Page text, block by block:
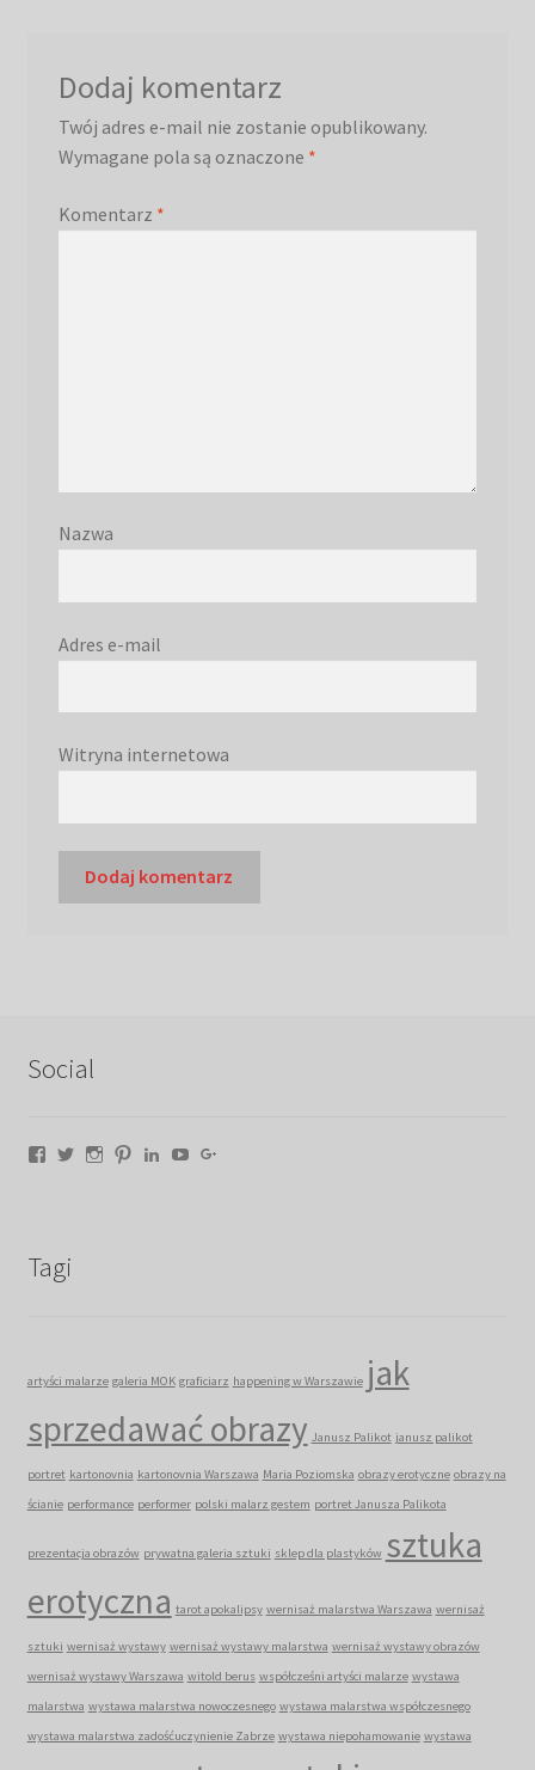
Dodaj komentarz
Twój adres e-mail nie zostanie opublikowany.
Wymagane pola są oznaczone *
Komentarz *
Nazwa
Adres e-mail
Witryna internetowa
Social
Facebook
TwitterInstagram
PinterestLinkedIn
YouTube
Tagi
artyści malarze galeria MOK graficiarz happening w Warszawie jak
sprzedawać obrazy Janusz Palikot janusz palikot
portret kartonovnia kartonovnia Warszawa Maria Poziomska obrazy erotyczne obrazy na
ścianie performance performer polski malarz gestem portret Janusza Palikota
prezentacja obrazów prywatna galeria sztuki sklep dla plastyków sztuka
erotyczna tarot apokalipsy wernisaż malarstwa Warszawa wernisaż
sztuki wernisaż wystawy wernisaż wystawy malarstwa wernisaż wystawy obrazów
wernisaż wystawy Warszawa witold berus współcześni artyści malarze wystawa
malarstwa wystawa malarstwa nowoczesnego wystawa malarstwa współczesnego
wystawa malarstwa zadośćuczynienie Zabrze wystawa niepohamowanie wystawa